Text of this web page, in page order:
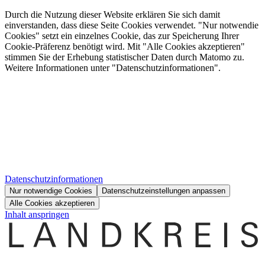
Durch die Nutzung dieser Website erklären Sie sich damit
einverstanden, dass diese Seite Cookies verwendet. "Nur notwendie
Cookies" setzt ein einzelnes Cookie, das zur Speicherung Ihrer
Cookie-Präferenz benötigt wird. Mit "Alle Cookies akzeptieren"
stimmen Sie der Erhebung statistischer Daten durch Matomo zu.
Weitere Informationen unter "Datenschutzinformationen".
Datenschutzinformationen
Nur notwendige Cookies
Datenschutzeinstellungen anpassen
Alle Cookies akzeptieren
Inhalt anspringen